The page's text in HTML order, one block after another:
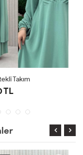
Takım
TL